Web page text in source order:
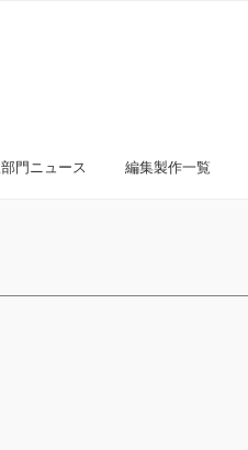
門ニュース 編集製作一覧